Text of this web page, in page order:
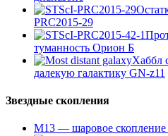
PRC2015-29
туманность Орион Б
Хаббл
далекую галактику GN-z11
Звездные скопления
М13 — шаровое скопление